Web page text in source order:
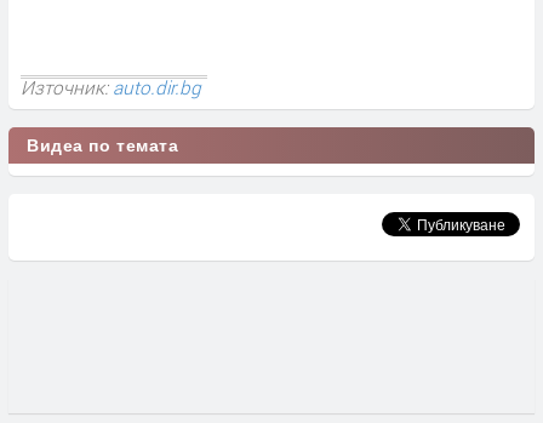
Източник:auto.dir.bg
Видеа по темата